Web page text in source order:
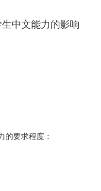
中文能力的影响
的要求程度：